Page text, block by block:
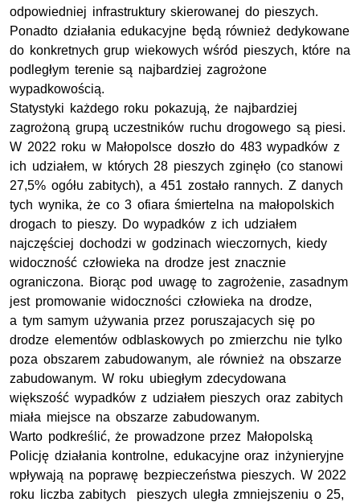
odpowiedniej infrastruktury skierowanej do pieszych.
Ponadto działania edukacyjne będą również dedykowane
do konkretnych grup wiekowych wśród pieszych, które na
podległym terenie są najbardziej zagrożone
wypadkowością.
Statystyki każdego roku pokazują, że najbardziej
zagrożoną grupą uczestników ruchu drogowego są piesi.
W 2022 roku w Małopolsce doszło do 483 wypadków z
ich udziałem, w których 28 pieszych zginęło (co stanowi
27,5% ogółu zabitych), a 451 zostało rannych. Z danych
tych wynika, że co 3 ofiara śmiertelna na małopolskich
drogach to pieszy. Do wypadków z ich udziałem
najczęściej dochodzi w godzinach wieczornych, kiedy
widoczność człowieka na drodze jest znacznie
ograniczona. Biorąc pod uwagę to zagrożenie, zasadnym
jest promowanie widoczności człowieka na drodze,
a tym samym używania przez poruszajacych się po
drodze elementów odblaskowych po zmierzchu nie tylko
poza obszarem zabudowanym, ale również na obszarze
zabudowanym. W roku ubiegłym zdecydowana
większość wypadków z udziałem pieszych oraz zabitych
miała miejsce na obszarze zabudowanym.
Warto podkreślić, że prowadzone przez Małopolską
Policję działania kontrolne, edukacyjne oraz inżynieryjne
wpływają na poprawę bezpieczeństwa pieszych. W 2022
roku liczba zabitych pieszych uległa zmniejszeniu o 25,